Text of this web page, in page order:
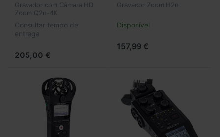
Gravador com Câmara HD
Zoom Q2n-4K
Consultar tempo de
entrega
205,00 €
Gravador Zoom H2n
Disponível
157,99 €